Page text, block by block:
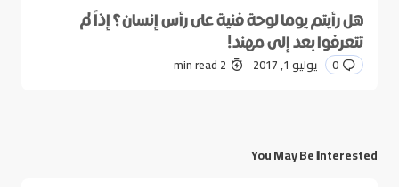
هل رأيتم يوما لوحة فنية على رأس إنسان؟ إذاً لم
تتعرفوا بعد إلى مهند!
0 يوليو 1, 2017 2 min read
You May Be Interested